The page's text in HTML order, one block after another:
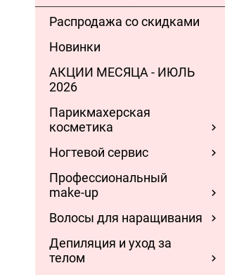
Распродажа со скидками
Новинки
АКЦИИ МЕСЯЦА - ИЮЛЬ
2026
Парикмахерская
косметика
Ногтевой сервис
Профессиональный
make-up
Волосы для наращивания
Депиляция и уход за
телом